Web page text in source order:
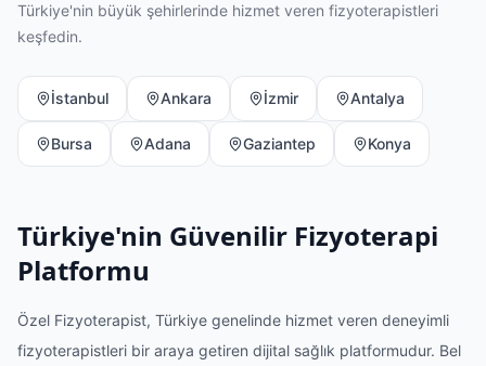
Türkiye'nin büyük şehirlerinde hizmet veren fizyoterapistleri
keşfedin.
İstanbul Ankara İzmir Antalya
Bursa Adana Gaziantep Konya
Türkiye'nin Güvenilir Fizyoterapi
Platformu
Özel Fizyoterapist, Türkiye genelinde hizmet veren deneyimli
fizyoterapistleri bir araya getiren dijital sağlık platformudur. Bel